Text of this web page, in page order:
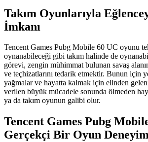
Takım Oyunlarıyla
İmkanı
Tencent Games Pubg Mobile 60 UC oyunu
oynanabileceği gibi takım halinde de
görevi, zengin mühimmat bulunan savaş
ve teçhizatlarını tedarik etmektir. Bunun için
yağmalar ve hayatta kalmak için elinden
verilen büyük mücadele sonunda ölmeden
ya da takım oyunun galibi olur.
Tencent Games Pubg
Gerçekçi Bir Oyun